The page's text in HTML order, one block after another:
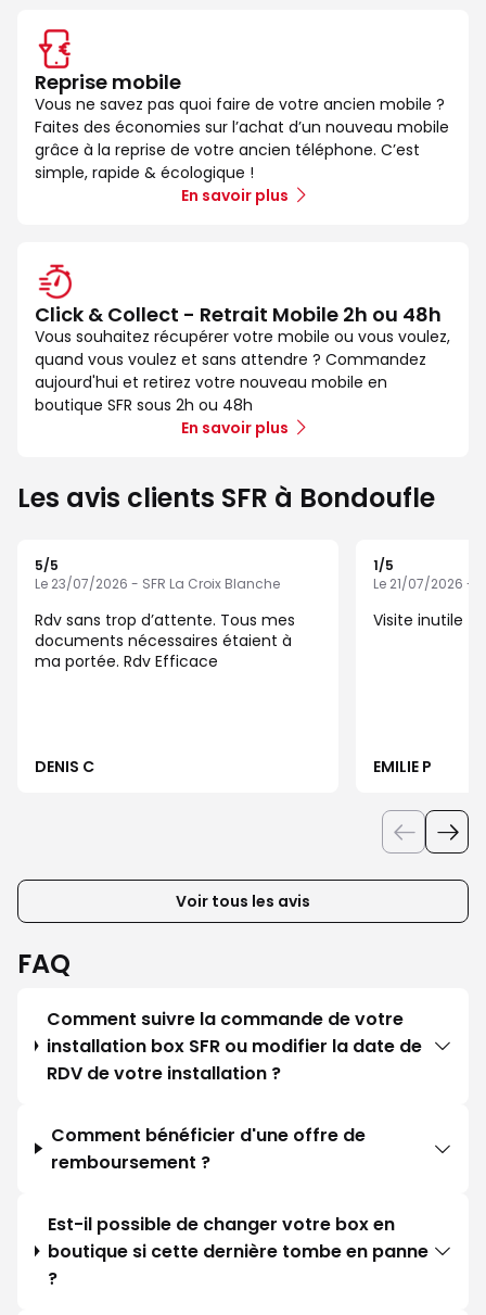
Reprise mobile
Vous ne savez pas quoi faire de votre ancien mobile ?
Faites des économies sur l’achat d’un nouveau mobile
grâce à la reprise de votre ancien téléphone. C’est
simple, rapide & écologique !
En savoir plus
Click & Collect - Retrait Mobile 2h ou 48h
Vous souhaitez récupérer votre mobile ou vous voulez,
quand vous voulez et sans attendre ? Commandez
aujourd'hui et retirez votre nouveau mobile en
boutique SFR sous 2h ou 48h
En savoir plus
Les avis clients SFR à Bondoufle
5/5
Le 23/07/2026 - SFR La Croix Blanche
Rdv sans trop d’attente. Tous mes
documents nécessaires étaient à
ma portée. Rdv Efficace
DENIS C
1/5
Le 21/07/2026 -
Visite inutile
EMILIE P
Voir tous les avis
FAQ
Comment suivre la commande de votre
installation box SFR ou modifier la date de
RDV de votre installation ?
Comment bénéficier d'une offre de
remboursement ?
Est-il possible de changer votre box en
boutique si cette dernière tombe en panne
?